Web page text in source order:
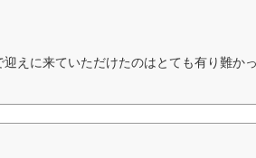
えに来ていただけたのはとても有り難かっ